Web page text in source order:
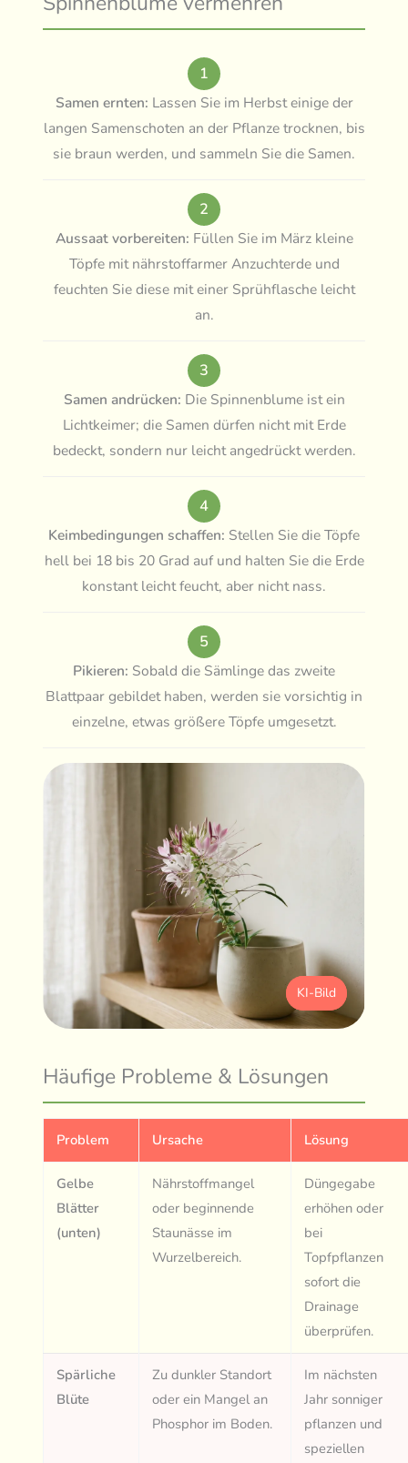
1
Samen ernten: Lassen Sie im Herbst einige der
langen Samenschoten an der Pflanze trocknen, bis
sie braun werden, und sammeln Sie die Samen.
2
Aussaat vorbereiten: Füllen Sie im März kleine
Töpfe mit nährstoffarmer Anzuchterde und
feuchten Sie diese mit einer Sprühflasche leicht
an.
3
Samen andrücken: Die Spinnenblume ist ein
Lichtkeimer; die Samen dürfen nicht mit Erde
bedeckt, sondern nur leicht angedrückt werden.
4
Keimbedingungen schaffen: Stellen Sie die Töpfe
hell bei 18 bis 20 Grad auf und halten Sie die Erde
konstant leicht feucht, aber nicht nass.
5
Pikieren: Sobald die Sämlinge das zweite
Blattpaar gebildet haben, werden sie vorsichtig in
einzelne, etwas größere Töpfe umgesetzt.
KI-Bild
Häufige Probleme & Lösungen
Problem Ursache Lösung
Gelbe
Blätter
(unten)
Nährstoffmangel
oder beginnende
Staunässe im
Wurzelbereich.
Düngegabe
erhöhen oder
bei
Topfpflanzen
sofort die
Drainage
überprüfen.
Spärliche
Blüte
Zu dunkler Standort
oder ein Mangel an
Phosphor im Boden.
Im nächsten
Jahr sonniger
pflanzen und
speziellen